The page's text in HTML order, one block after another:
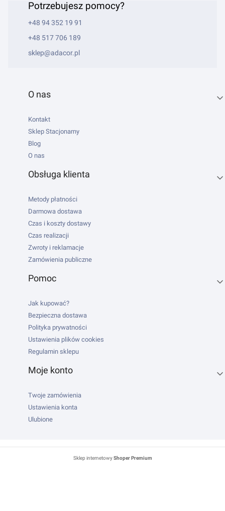
Potrzebujesz pomocy?
+48 94 352 19 91
+48 517 706 189
sklep@adacor.pl
Linki w stopce
O nas
Kontakt
Sklep Stacjonarny
Blog
O nas
Obsługa klienta
Metody płatności
Darmowa dostawa
Czas i koszty dostawy
Czas realizacji
Zwroty i reklamacje
Zamówienia publiczne
Pomoc
Jak kupować?
Bezpieczna dostawa
Polityka prywatności
Ustawienia plików cookies
Regulamin sklepu
Moje konto
Twoje zamówienia
Ustawienia konta
Ulubione
Sklep internetowyShoper Premium